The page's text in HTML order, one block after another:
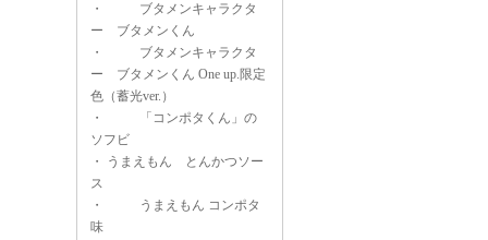
・
ブタメンキャラクタ
ー ブタメンくん
・
ブタメンキャラクタ
ー ブタメンくん One up.限定
色（蓄光ver.）
・
「コンポタくん」の
ソフビ
・
うまえもん とんかつソー
ス
・
うまえもん コンポタ
味